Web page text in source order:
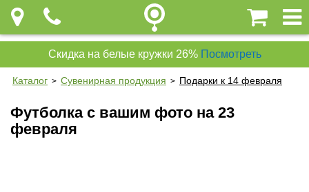
Скидка на белые кружки 26% Посмотреть
Каталог > Сувенирная продукция > Подарки к 14 февраля
Футболка с вашим фото на 23
февраля